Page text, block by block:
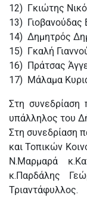
12) Γκιώτης
13) Γιοβανούδας
14) Δημητρός
15) Γκαλή
16) Πράτσας
17) Μάλαμα
Στη συνεδρίαση
υπάλληλος του
Στη συνεδρίαση
και Τοπικών
Ν.Μαρμαρά
κ.Παρδάλης
Τριαντάφυλλος.